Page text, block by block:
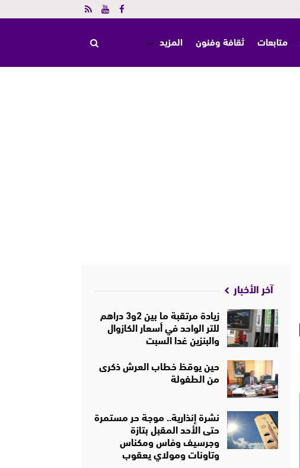
متابعات ثقافة وفنون المزيد
آخر الأخبار
زيادة مرتقبة ما بين 2و3 دراهم
للتر الواحد في أسعار الكازوال
والبنزين غدا السبت
حين يوقظ خطاب العرش ذكرى
من الطفولة
نشرة إنذارية.. موجة حر مستمرة
حتى الأحد المقبل بتازة
وجرسيف وفاس ومكناس
وتاونات ومولاي يعقوب